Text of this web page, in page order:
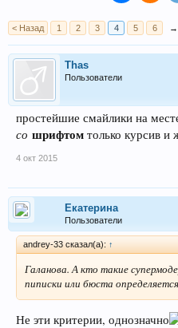
< Назад 1 2 3 4 5 6 →
Thas
Пользователи
простейшие смайлики на
со шрифтом только курсив и
4 окт 2015
Екатерина
Пользователи
andrey-33 сказал(а): ↑
Галанова. А кто такие
пиписки или бюста определяется
Не эти критерии, однозначно